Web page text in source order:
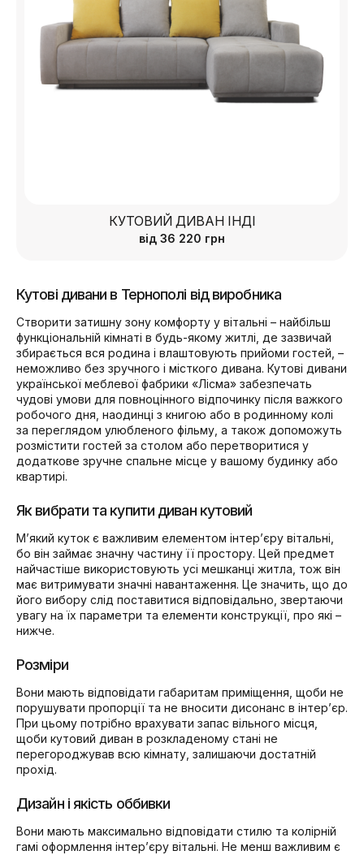
КУТОВИЙ ДИВАН ІНДІ
від 36 220 грн
Кутові дивани в Тернополі від виробника
Створити затишну зону комфорту у вітальні – найбільш
функціональній кімнаті в будь-якому житлі, де зазвичай
збирається вся родина і влаштовують прийоми гостей, –
неможливо без зручного і місткого дивана. Кутові дивани
української меблевої фабрики «Лісма» забезпечать
чудові умови для повноцінного відпочинку після важкого
робочого дня, наодинці з книгою або в родинному колі
за переглядом улюбленого фільму, а також допоможуть
розмістити гостей за столом або перетворитися у
додаткове зручне спальне місце у вашому будинку або
квартирі.
Як вибрати та купити диван кутовий
М’який куток є важливим елементом інтер’єру вітальні,
бо він займає значну частину її простору. Цей предмет
найчастіше використовують усі мешканці житла, тож він
має витримувати значні навантаження. Це значить, що до
його вибору слід поставитися відповідально, звертаючи
увагу на їх параметри та елементи конструкції, про які –
нижче.
Розміри
Вони мають відповідати габаритам приміщення, щоби не
порушувати пропорції та не вносити дисонанс в інтер’єр.
При цьому потрібно врахувати запас вільного місця,
щоби кутовий диван в розкладеному стані не
перегороджував всю кімнату, залишаючи достатній
прохід.
Дизайн і якість оббивки
Вони мають максимально відповідати стилю та колірній
гамі оформлення інтер’єру вітальні. Не менш важливим є